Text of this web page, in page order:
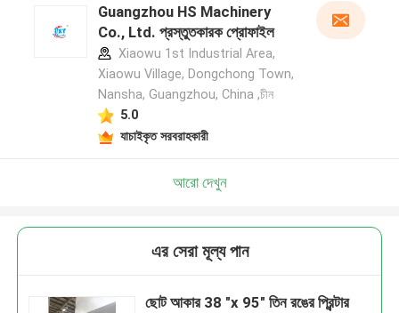
Guangzhou HS Machinery
Co., Ltd. প্রস্তুতকারক প্রোফাইল
Xiaowu 1st Industrial Area,
Xiaowu Village, Dongchong Town,
Nansha, Guangzhou, China ,চীন
5.0
যাচাইকৃত সরবরাহকারী
আরো দেখুন
এর সেরা মূল্য পান
ছোট আকার 38 "x 95" তিন রঙের প্রিন্টার